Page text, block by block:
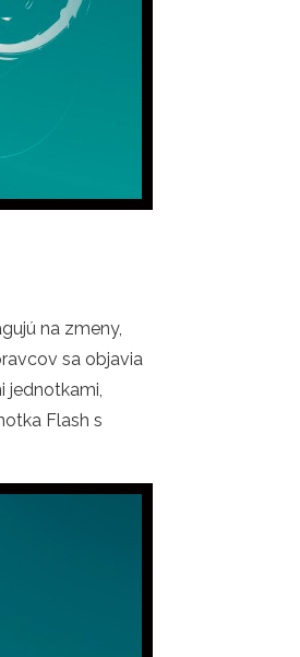
na zmeny,
sa objavia
jednotkami,
Flash s